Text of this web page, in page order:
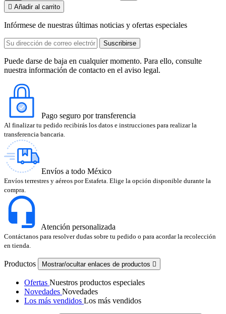
 Añadir al carrito
Infórmese de nuestras últimas noticias y ofertas especiales
Puede darse de baja en cualquier momento. Para ello, consulte
nuestra información de contacto en el aviso legal.
Pago seguro por transferencia
Al finalizar tu pedido recibirás los datos e instrucciones para realizar la
transferencia bancaria.
Envíos a todo México
Envíos terrestres y aéreos por Estafeta. Elige la opción disponible durante la
compra.
Atención personalizada
Contáctanos para resolver dudas sobre tu pedido o para acordar la recolección
en tienda.
Productos Mostrar/ocultar enlaces de productos 
Ofertas Nuestros productos especiales
Novedades Novedades
Los más vendidos Los más vendidos